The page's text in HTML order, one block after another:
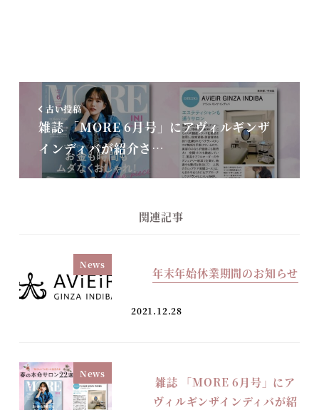
古い投稿
雑誌 「MORE 6月号」にアヴィルギンザ
インディバが紹介さ…
関連記事
News
年末年始休業期間のお知らせ
2021.12.28
News
雑誌 「MORE 6月号」にア
ヴィルギンザインディバが紹